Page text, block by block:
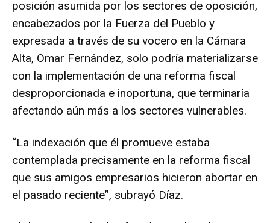
posición asumida por los sectores de oposición,
encabezados por la Fuerza del Pueblo y
expresada a través de su vocero en la Cámara
Alta, Omar Fernández, solo podría materializarse
con la implementación de una reforma fiscal
desproporcionada e inoportuna, que terminaría
afectando aún más a los sectores vulnerables.
“La indexación que él promueve estaba
contemplada precisamente en la reforma fiscal
que sus amigos empresarios hicieron abortar en
el pasado reciente”, subrayó Díaz.